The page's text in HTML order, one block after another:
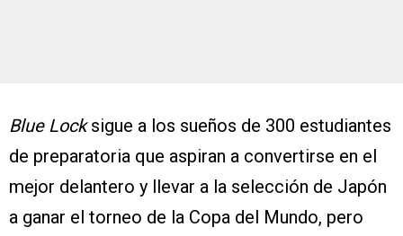
Blue Locksigue a los sueños de 300 estudiantes
de preparatoria que aspiran a convertirse en el
mejor delantero y llevar a la selección de Japón
a ganar el torneo de la Copa del Mundo, pero